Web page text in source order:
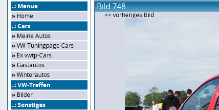
..: Menue
» Home
..: Cars
» Meine Autos
»VW-Tuningpage Cars
» Ex vwtp-Cars
»Gastautos
»Winterautos
..: VW-Treffen
» Bilder
..: Sonstiges
Bild 748
<< vorheriges Bild